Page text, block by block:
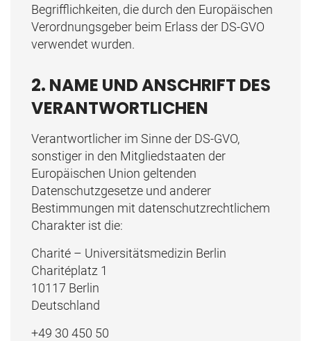
Begrifflichkeiten, die durch den Europäischen
Verordnungsgeber beim Erlass der DS-GVO
verwendet wurden.
2. NAME UND ANSCHRIFT DES
VERANTWORTLICHEN
Verantwortlicher im Sinne der DS-GVO,
sonstiger in den Mitgliedstaaten der
Europäischen Union geltenden
Datenschutzgesetze und anderer
Bestimmungen mit datenschutzrechtlichem
Charakter ist die:
Charité – Universitätsmedizin Berlin
Charitéplatz 1
10117 Berlin
Deutschland
+49 30 450 50